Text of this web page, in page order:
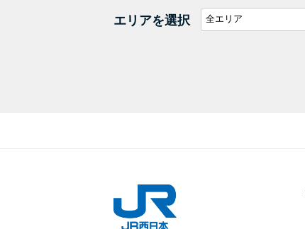
エリアを選択